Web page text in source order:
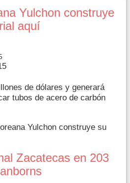
Yulchon construye
aquí
de dólares y generará
tubos de acero de carbón
Yulchon construye su
Zacatecas en 203